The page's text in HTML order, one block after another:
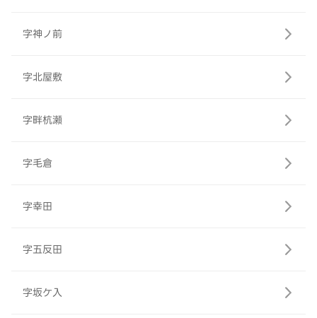
字神ノ前
字北屋敷
字畔杭瀬
字毛倉
字幸田
字五反田
字坂ケ入